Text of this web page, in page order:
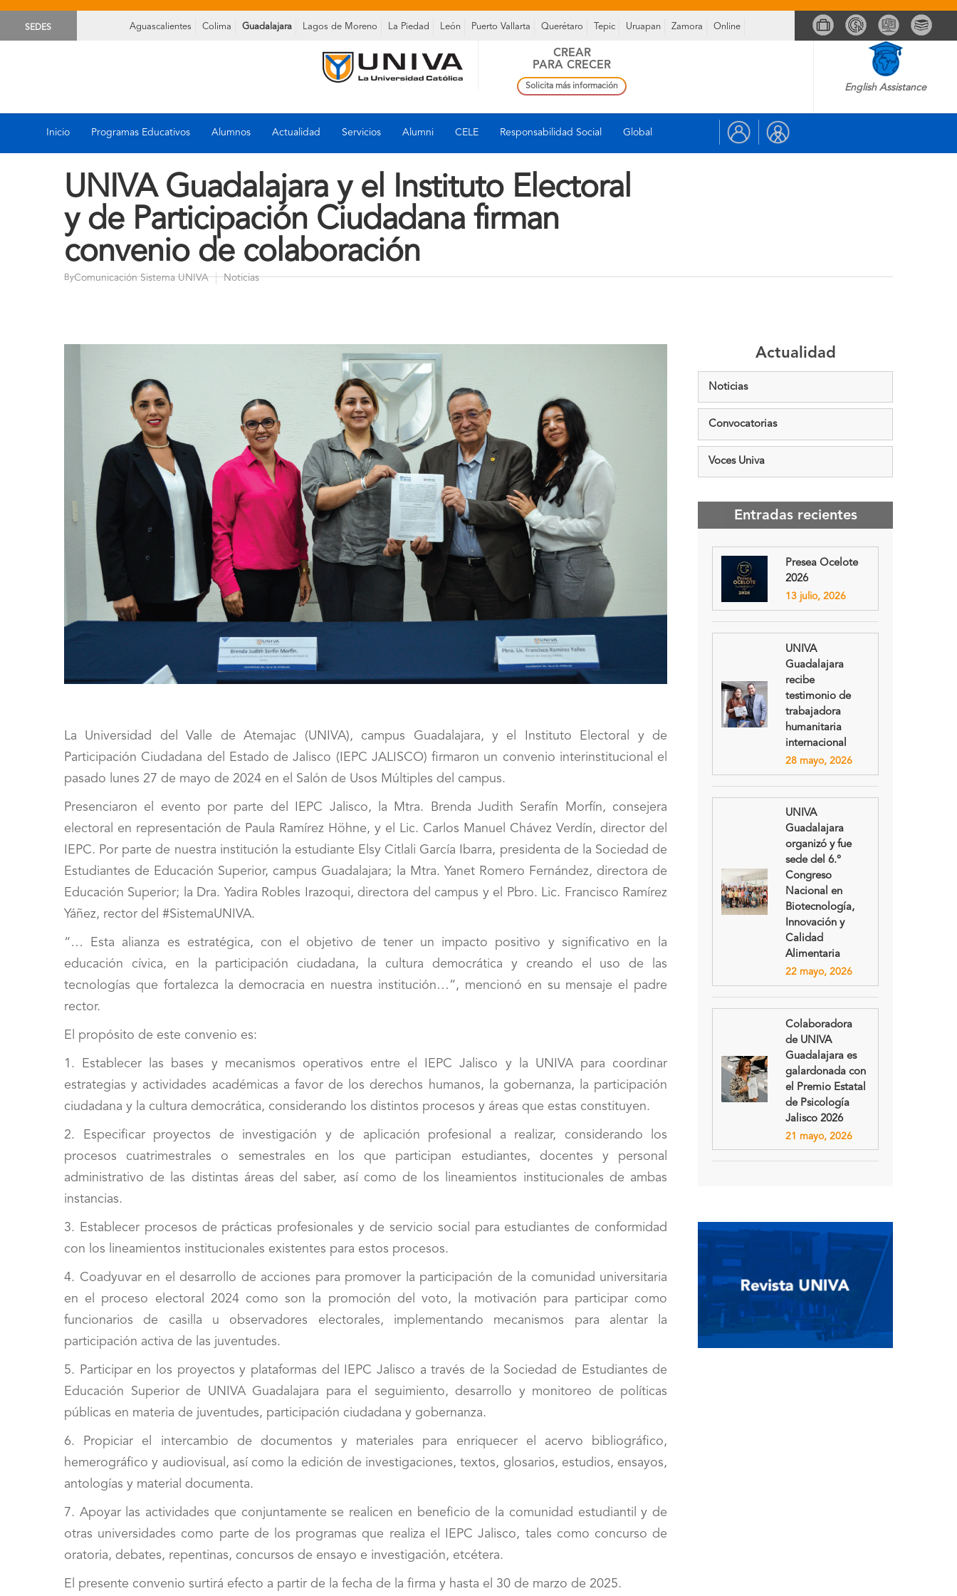
SEDES Aguascalientes Colima Guadalajara Lagos de Moreno La Piedad León Puerto Vallarta Querétaro Tepic Uruapan Zamora Online
CREAR
PARA CRECER
Solicita más información English Assistance
UNIVA Guadalajara y el Instituto Electoral
y de Participación Ciudadana firman
convenio de colaboración
ByComunicación Sistema UNIVA Noticias
Inicio Programas Educativos Alumnos Actualidad Servicios Alumni CELE Responsabilidad Social Global
La Universidad del Valle de Atemajac (UNIVA), campus Guadalajara, y el Instituto Electoral y de
Participación Ciudadana del Estado de Jalisco (IEPC JALISCO) firmaron un convenio interinstitucional el
pasado lunes 27 de mayo de 2024 en el Salón de Usos Múltiples del campus.
Presenciaron el evento por parte del IEPC Jalisco, la Mtra. Brenda Judith Serafín Morfín, consejera
electoral en representación de Paula Ramírez Höhne, y el Lic. Carlos Manuel Chávez Verdín, director del
IEPC. Por parte de nuestra institución la estudiante Elsy Citlali García Ibarra, presidenta de la Sociedad de
Estudiantes de Educación Superior, campus Guadalajara; la Mtra. Yanet Romero Fernández, directora de
Educación Superior; la Dra. Yadira Robles Irazoqui, directora del campus y el Pbro. Lic. Francisco Ramírez
Yáñez, rector del #SistemaUNIVA.
“… Esta alianza es estratégica, con el objetivo de tener un impacto positivo y significativo en la
educación cívica, en la participación ciudadana, la cultura democrática y creando el uso de las
tecnologías que fortalezca la democracia en nuestra institución…”, mencionó en su mensaje el padre
rector.
El propósito de este convenio es:
1. Establecer las bases y mecanismos operativos entre el IEPC Jalisco y la UNIVA para coordinar
estrategias y actividades académicas a favor de los derechos humanos, la gobernanza, la participación
ciudadana y la cultura democrática, considerando los distintos procesos y áreas que estas constituyen.
2. Especificar proyectos de investigación y de aplicación profesional a realizar, considerando los
procesos cuatrimestrales o semestrales en los que participan estudiantes, docentes y personal
administrativo de las distintas áreas del saber, así como de los lineamientos institucionales de ambas
instancias.
3. Establecer procesos de prácticas profesionales y de servicio social para estudiantes de conformidad
con los lineamientos institucionales existentes para estos procesos.
4. Coadyuvar en el desarrollo de acciones para promover la participación de la comunidad universitaria
en el proceso electoral 2024 como son la promoción del voto, la motivación para participar como
funcionarios de casilla u observadores electorales, implementando mecanismos para alentar la
participación activa de las juventudes.
5. Participar en los proyectos y plataformas del IEPC Jalisco a través de la Sociedad de Estudiantes de
Educación Superior de UNIVA Guadalajara para el seguimiento, desarrollo y monitoreo de políticas
públicas en materia de juventudes, participación ciudadana y gobernanza.
6. Propiciar el intercambio de documentos y materiales para enriquecer el acervo bibliográfico,
hemerográfico y audiovisual, así como la edición de investigaciones, textos, glosarios, estudios, ensayos,
antologías y material documenta.
7. Apoyar las actividades que conjuntamente se realicen en beneficio de la comunidad estudiantil y de
otras universidades como parte de los programas que realiza el IEPC Jalisco, tales como concurso de
oratoria, debates, repentinas, concursos de ensayo e investigación, etcétera.
El presente convenio surtirá efecto a partir de la fecha de la firma y hasta el 30 de marzo de 2025.
Actualidad
Noticias
Convocatorias
Voces Univa
Entradas recientes
Presea Ocelote
2026
13 julio, 2026
UNIVA
Guadalajara
recibe
testimonio de
trabajadora
humanitaria
internacional
28 mayo, 2026
UNIVA
Guadalajara
organizó y fue
sede del 6.°
Congreso
Nacional en
Biotecnología,
Innovación y
Calidad
Alimentaria
22 mayo, 2026
Colaboradora
de UNIVA
Guadalajara es
galardonada con
el Premio Estatal
de Psicología
Jalisco 2026
21 mayo, 2026